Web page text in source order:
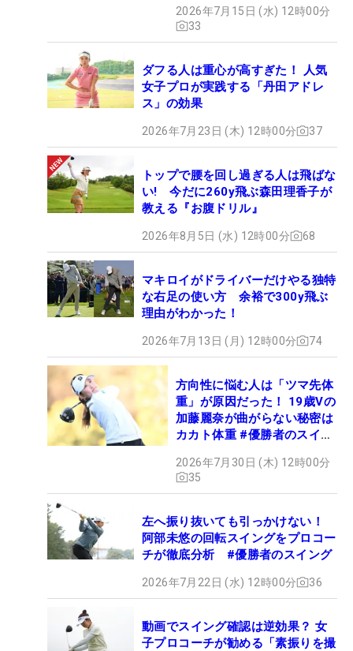
2026年7月15日 (水) 12時00分
33
ダフる人は重心が高すぎた！ 人気
女子プロが実践する「丹田アドレ
ス」の効果
2026年7月23日 (木) 12時00分 37
トップで腰を回し過ぎる人は飛ばな
い! 今だに260y飛ぶ森田理香子が
教える『お腹ドリル』
2026年8月5日 (水) 12時00分 68
マキロイがドライバーだけやる独特
な右足の使い方 余裕で300y飛ぶ
理由がわかった！
2026年7月13日 (月) 12時00分 74
方向性に悩む人は「ツマ先体
重」が原因だった！ 19歳Vの
加藤麗奈が曲がらない秘密は
カカト体重 #優勝者のスイン
2026年7月30日 (木) 12時00分
35
左へ振り抜いても引っかけない！
阿部未悠の回転スイングをプロコー
チが徹底分析 #優勝者のスイング
2026年7月22日 (水) 12時00分 36
動画でスイング確認は逆効果？ 女
子プロコーチが勧める「素振りを撮